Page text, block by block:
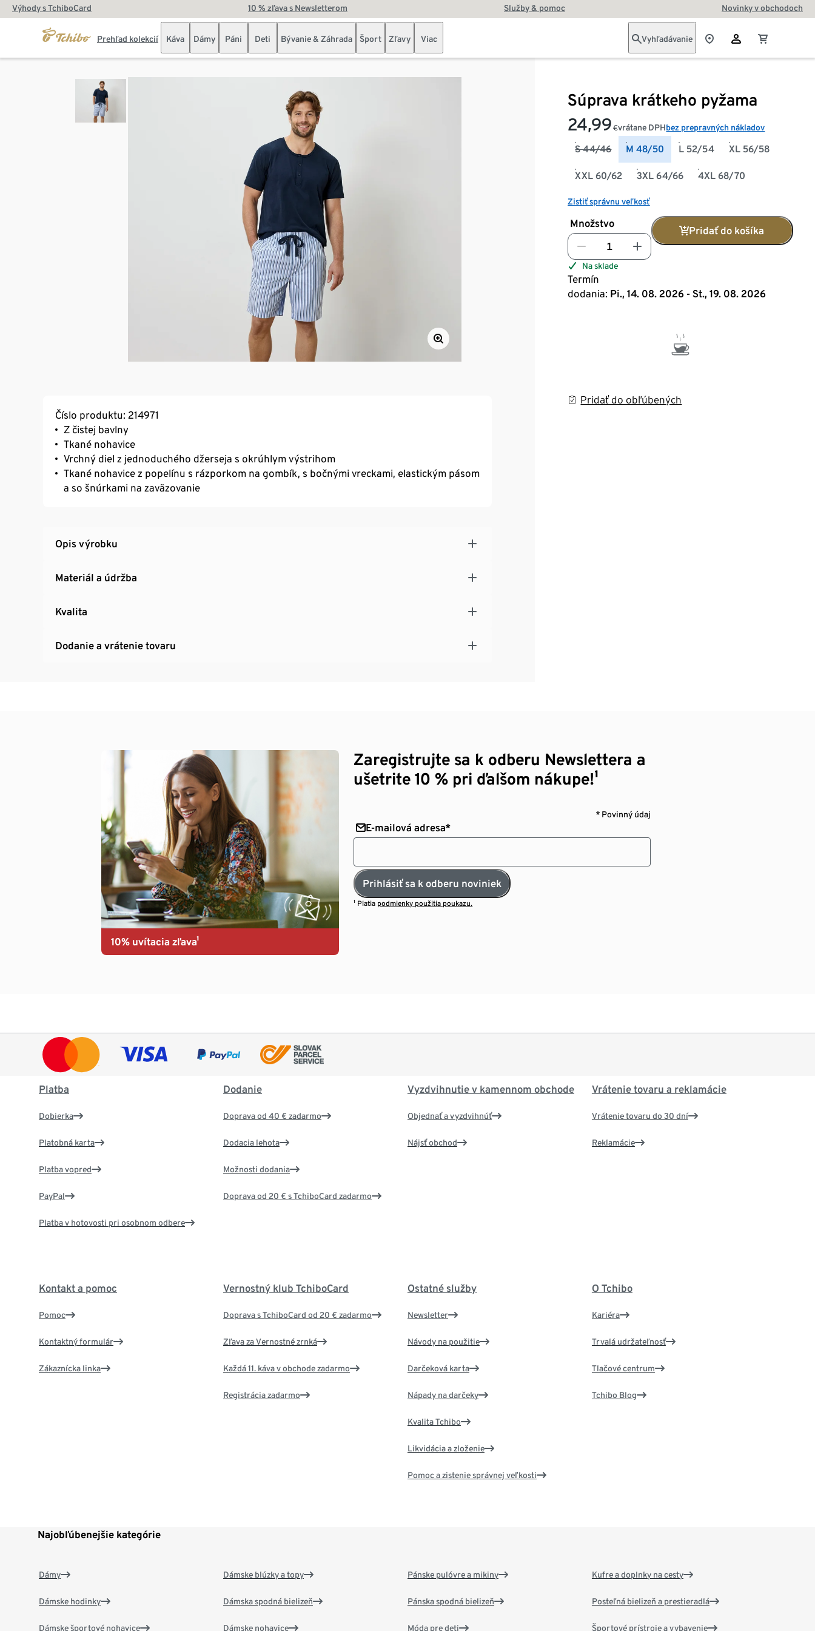
Výhody s TchiboCard 10 % zľava s Newsletterom Služby & pomoc Novinky v obchodoch
Prehľad kolekcií Káva Dámy Páni Deti Bývanie & Záhrada Šport Zľavy Viac Vyhľadávanie
Súprava krátkeho pyžama
24,99 €vrátane DPHbez prepravných nákladov
S 44/46 M 48/50 L 52/54 XL 56/58
XXL 60/62 3XL 64/66 4XL 68/70
Zistiť správnu veľkosť
Množstvo
Pridať do košíka
Na sklade
Termín
dodania: Pi., 14. 08. 2026 - St., 19. 08. 2026
Pridať do obľúbených
Číslo produktu: 214971
Z čistej bavlny
Tkané nohavice
Vrchný diel z jednoduchého džerseja s okrúhlym výstrihom
Tkané nohavice z popelínu s rázporkom na gombík, s bočnými vreckami, elastickým pásom
a so šnúrkami na zaväzovanie
Opis výrobku
Materiál a údržba
Kvalita
Dodanie a vrátenie tovaru
10% uvítacia zľava¹
Zaregistrujte sa k odberu Newslettera a
ušetrite 10 % pri ďalšom nákupe!¹
* Povinný údaj
E-mailová adresa*
Prihlásiť sa k odberu noviniek
¹ Platia podmienky použitia poukazu.
Platba
Dobierka
Platobná karta
Platba vopred
PayPal
Platba v hotovosti pri osobnom odbere
Dodanie
Doprava od 40 € zadarmo
Dodacia lehota
Možnosti dodania
Doprava od 20 € s TchiboCard zadarmo
Vyzdvihnutie v kamennom obchode
Objednať a vyzdvihnúť
Nájsť obchod
Vrátenie tovaru a reklamácie
Vrátenie tovaru do 30 dní
Reklamácie
Kontakt a pomoc
Pomoc
Kontaktný formulár
Zákaznícka linka
Vernostný klub TchiboCard
Doprava s TchiboCard od 20 € zadarmo
Zľava za Vernostné zrnká
Každá 11. káva v obchode zadarmo
Registrácia zadarmo
Ostatné služby
Newsletter
Návody na použitie
Darčeková karta
Nápady na darčeky
Kvalita Tchibo
Likvidácia a zloženie
Pomoc a zistenie správnej veľkosti
O Tchibo
Kariéra
Trvalá udržateľnosť
Tlačové centrum
Tchibo Blog
Najobľúbenejšie kategórie
Dámy
Dámske hodinky
Dámske športové nohavice
Dámske blúzky a topy
Dámska spodná bielizeň
Dámske nohavice
Pánske pulóvre a mikiny
Pánska spodná bielizeň
Móda pre deti
Kufre a doplnky na cesty
Posteľná bielizeň a prestieradlá
Športové prístroje a vybavenie